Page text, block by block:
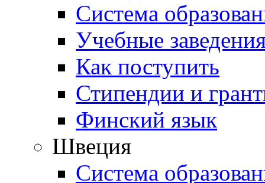
Система
Учебные
Как поступить
Стипендии и
Финский язык
Швеция
Система